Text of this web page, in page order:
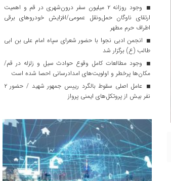
وجود روزانه ۲ میلیون سفر درون‌شهری در قم و اهمیت
ارتقای ناوگان حمل‌ونقل عمومی/افزایش خودروهای برقی
اطراف حرم مطهر
انجمن ادبی نجوا با حضور شعرای سپاه امام علی بن ابی
طالب (ع) برگزار شد
وجود مطالعات کامل وقوع حوادث سیل و زلزله در قم/
مکان‌ها پرخطر و اولویت‌های امدادرسانی احصا شده است
عامل اصلی سقوط بالگرد رییس جمهور شهید / حضور ۲
نفر بیش از پروتکل‌های ایمنی پرواز